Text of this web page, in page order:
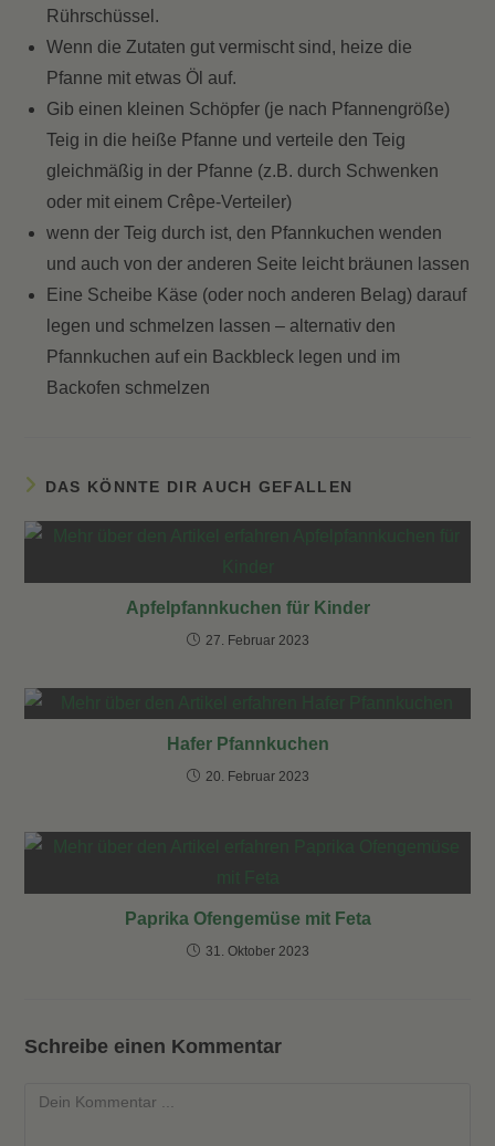
Rührschüssel.
Wenn die Zutaten gut vermischt sind, heize die
Pfanne mit etwas Öl auf.
Gib einen kleinen Schöpfer (je nach Pfannengröße)
Teig in die heiße Pfanne und verteile den Teig
gleichmäßig in der Pfanne (z.B. durch Schwenken
oder mit einem Crêpe-Verteiler)
wenn der Teig durch ist, den Pfannkuchen wenden
und auch von der anderen Seite leicht bräunen lassen
Eine Scheibe Käse (oder noch anderen Belag) darauf
legen und schmelzen lassen – alternativ den
Pfannkuchen auf ein Backbleck legen und im
Backofen schmelzen
DAS KÖNNTE DIR AUCH GEFALLEN
Apfelpfannkuchen für Kinder
27. Februar 2023
Hafer Pfannkuchen
20. Februar 2023
Paprika Ofengemüse mit Feta
31. Oktober 2023
Schreibe einen Kommentar
Kommentieren